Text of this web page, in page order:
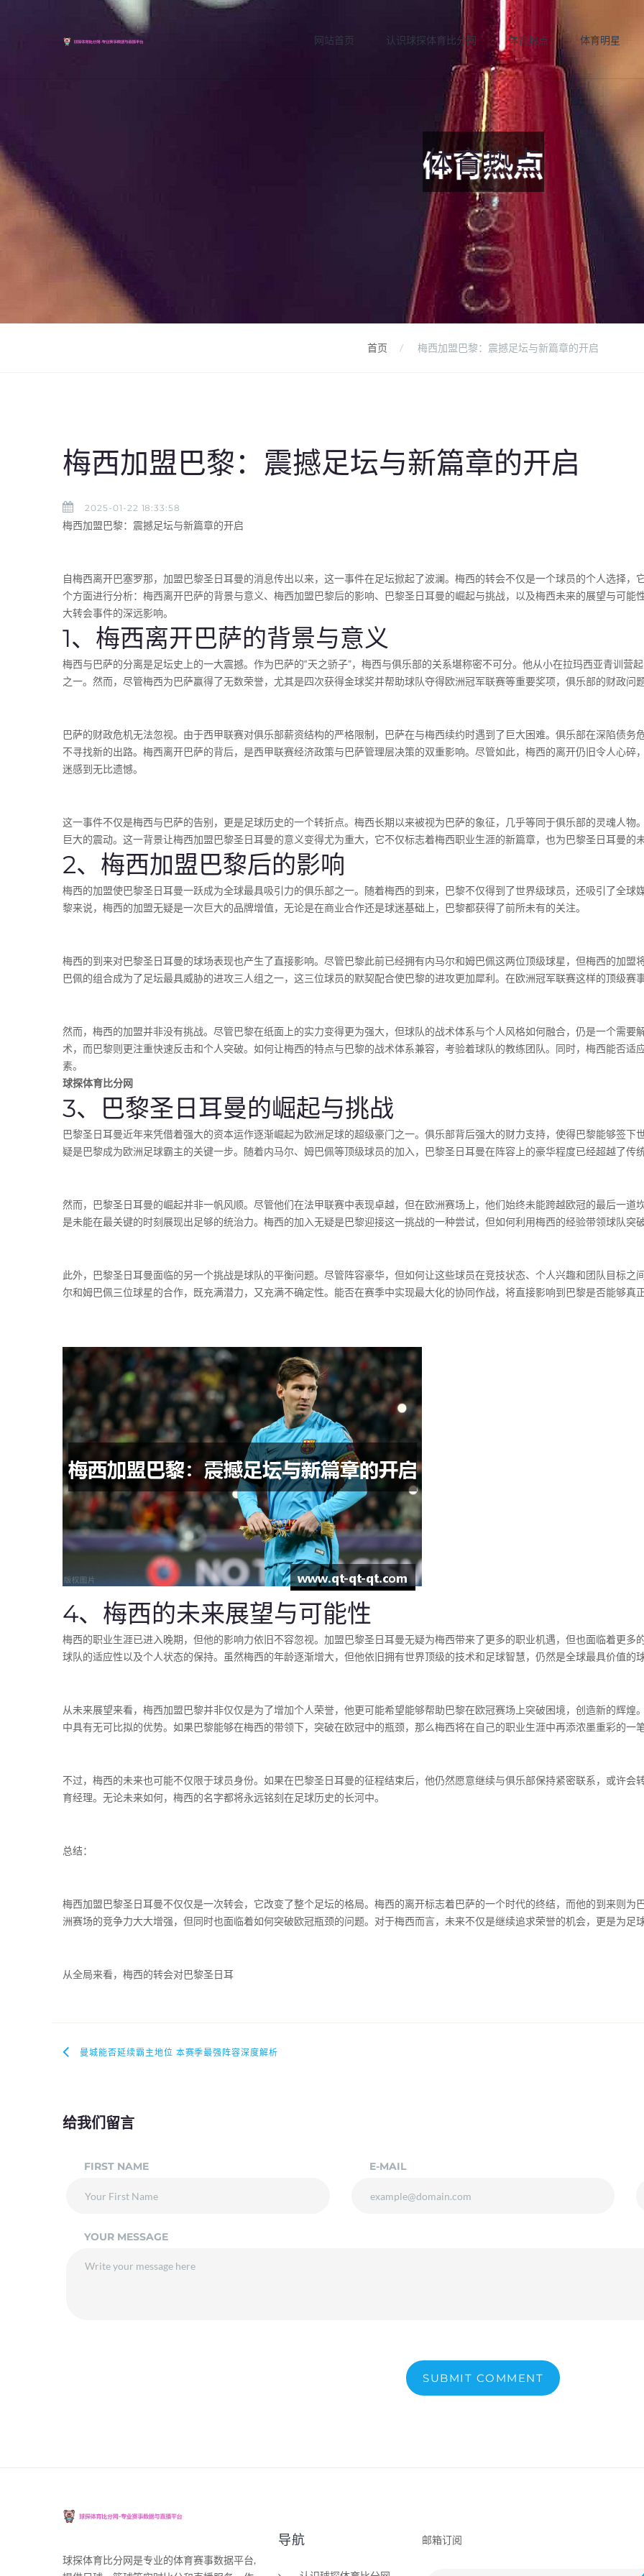
网站首页 认识球探体育比分网 体育热点 体育明星
体育热点
首页 梅西加盟巴黎：震撼足坛与新篇章的开启
梅西加盟巴黎：震撼足坛与新篇章的开启
2025-01-22 18:33:58
梅西加盟巴黎：震撼足坛与新篇章的开启
自梅西离开巴塞罗那，加盟巴黎圣日耳曼的消息传出以来，这一事件在足坛掀起了波澜。梅西的转会不仅是一个球员的个人选择
个方面进行分析：梅西离开巴萨的背景与意义、梅西加盟巴黎后的影响、巴黎圣日耳曼的崛起与挑战，以及梅西未来的展望与可
大转会事件的深远影响。
1、梅西离开巴萨的背景与意义
梅西与巴萨的分离是足坛史上的一大震撼。作为巴萨的“天之骄子”，梅西与俱乐部的关系堪称密不可分。他从小在拉玛西亚青训营
之一。然而，尽管梅西为巴萨赢得了无数荣誉，尤其是四次获得金球奖并帮助球队夺得欧洲冠军联赛等重要奖项，俱乐部的财政问
巴萨的财政危机无法忽视。由于西甲联赛对俱乐部薪资结构的严格限制，巴萨在与梅西续约时遇到了巨大困难。俱乐部在深陷债
不寻找新的出路。梅西离开巴萨的背后，是西甲联赛经济政策与巴萨管理层决策的双重影响。尽管如此，梅西的离开仍旧令人心
迷感到无比遗憾。
这一事件不仅是梅西与巴萨的告别，更是足球历史的一个转折点。梅西长期以来被视为巴萨的象征，几乎等同于俱乐部的灵魂人物
巨大的震动。这一背景让梅西加盟巴黎圣日耳曼的意义变得尤为重大，它不仅标志着梅西职业生涯的新篇章，也为巴黎圣日耳曼的
2、梅西加盟巴黎后的影响
梅西的加盟使巴黎圣日耳曼一跃成为全球最具吸引力的俱乐部之一。随着梅西的到来，巴黎不仅得到了世界级球员，还吸引了全球
黎来说，梅西的加盟无疑是一次巨大的品牌增值，无论是在商业合作还是球迷基础上，巴黎都获得了前所未有的关注。
梅西的到来对巴黎圣日耳曼的球场表现也产生了直接影响。尽管巴黎此前已经拥有内马尔和姆巴佩这两位顶级球星，但梅西的加
巴佩的组合成为了足坛最具威胁的进攻三人组之一，这三位球员的默契配合使巴黎的进攻更加犀利。在欧洲冠军联赛这样的顶级赛
然而，梅西的加盟并非没有挑战。尽管巴黎在纸面上的实力变得更为强大，但球队的战术体系与个人风格如何融合，仍是一个需要
术，而巴黎则更注重快速反击和个人突破。如何让梅西的特点与巴黎的战术体系兼容，考验着球队的教练团队。同时，梅西能否
素。
球探体育比分网
3、巴黎圣日耳曼的崛起与挑战
巴黎圣日耳曼近年来凭借着强大的资本运作逐渐崛起为欧洲足球的超级豪门之一。俱乐部背后强大的财力支持，使得巴黎能够签
疑是巴黎成为欧洲足球霸主的关键一步。随着内马尔、姆巴佩等顶级球员的加入，巴黎圣日耳曼在阵容上的豪华程度已经超越了传统
然而，巴黎圣日耳曼的崛起并非一帆风顺。尽管他们在法甲联赛中表现卓越，但在欧洲赛场上，他们始终未能跨越欧冠的最后一道
是未能在最关键的时刻展现出足够的统治力。梅西的加入无疑是巴黎迎接这一挑战的一种尝试，但如何利用梅西的经验带领球队突
此外，巴黎圣日耳曼面临的另一个挑战是球队的平衡问题。尽管阵容豪华，但如何让这些球员在竞技状态、个人兴趣和团队目标
尔和姆巴佩三位球星的合作，既充满潜力，又充满不确定性。能否在赛季中实现最大化的协同作战，将直接影响到巴黎是否能够真正
4、梅西的未来展望与可能性
梅西的职业生涯已进入晚期，但他的影响力依旧不容忽视。加盟巴黎圣日耳曼无疑为梅西带来了更多的职业机遇，但也面临着更多
球队的适应性以及个人状态的保持。虽然梅西的年龄逐渐增大，但他依旧拥有世界顶级的技术和足球智慧，仍然是全球最具价值的球
从未来展望来看，梅西加盟巴黎并非仅仅是为了增加个人荣誉，他更可能希望能够帮助巴黎在欧冠赛场上突破困境，创造新的辉
中具有无可比拟的优势。如果巴黎能够在梅西的带领下，突破在欧冠中的瓶颈，那么梅西将在自己的职业生涯中再添浓墨重彩的一笔
不过，梅西的未来也可能不仅限于球员身份。如果在巴黎圣日耳曼的征程结束后，他仍然愿意继续与俱乐部保持紧密联系，或许
育经理。无论未来如何，梅西的名字都将永远铭刻在足球历史的长河中。
总结：
梅西加盟巴黎圣日耳曼不仅仅是一次转会，它改变了整个足坛的格局。梅西的离开标志着巴萨的一个时代的终结，而他的到来则
洲赛场的竞争力大大增强，但同时也面临着如何突破欧冠瓶颈的问题。对于梅西而言，未来不仅是继续追求荣誉的机会，更是为足
从全局来看，梅西的转会对巴黎圣日耳
曼城能否延续霸主地位 本赛季最强阵容深度解析
给我们留言
FIRST NAME E-MAIL
YOUR MESSAGE
SUBMIT COMMENT
球探体育比分网是专业的体育赛事数据平台,
导航 邮箱订阅